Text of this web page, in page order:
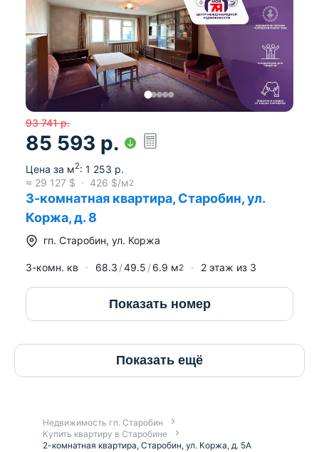
93 741 р.
85 593 р.
Цена за м2: 1 253 р.
≈ 29 127 $ 426 $/м2
3-комнатная квартира, Старобин, ул.
Коржа, д. 8
гп. Старобин, ул. Коржа
3-комн. кв 68.3 49.5 6.9 м2 2 этаж из 3
Показать номер
Показать ещё
Недвижимость гп. Старобин
Купить квартиру в Старобине
2-комнатная квартира, Старобин, ул. Коржа, д. 5А